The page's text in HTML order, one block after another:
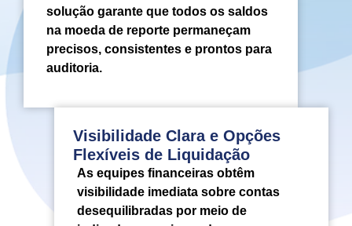
solução garante que todos os saldos
na moeda de reporte permaneçam
precisos, consistentes e prontos para
auditoria.
Visibilidade Clara e Opções
Flexíveis de Liquidação
As equipes financeiras obtêm
visibilidade imediata sobre contas
desequilibradas por meio de